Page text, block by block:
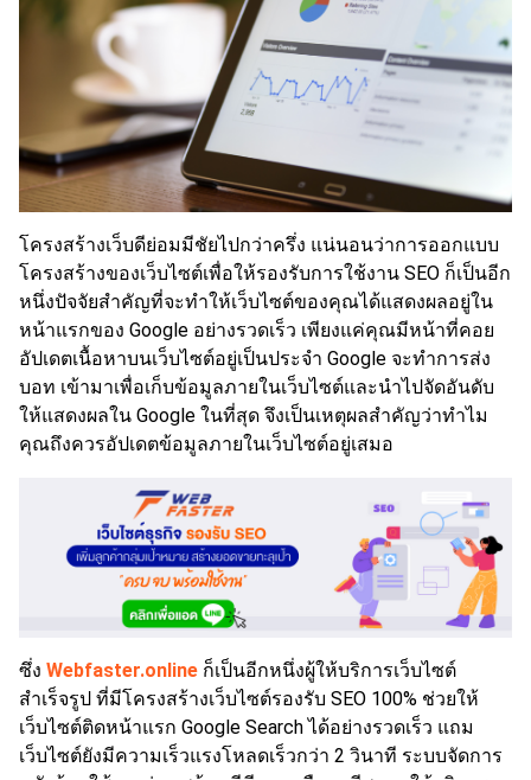
โครงสร้างเว็บดีย่อมมีชัยไปกว่าครึ่ง แน่นอนว่าการออกแบบ
โครงสร้างของเว็บไซต์เพื่อให้รองรับการใช้งาน SEO ก็เป็นอีก
หนึ่งปัจจัยสำคัญที่จะทำให้เว็บไซต์ของคุณได้แสดงผลอยู่ใน
หน้าแรกของ Google อย่างรวดเร็ว เพียงแค่คุณมีหน้าที่คอย
อัปเดตเนื้อหาบนเว็บไซต์อยู่เป็นประจำ Google จะทำการส่ง
บอท เข้ามาเพื่อเก็บข้อมูลภายในเว็บไซต์และนำไปจัดอันดับ
ให้แสดงผลใน Google ในที่สุด จึงเป็นเหตุผลสำคัญว่าทำไม
คุณถึงควรอัปเดตข้อมูลภายในเว็บไซต์อยู่เสมอ
ซึ่ง Webfaster.online ก็เป็นอีกหนึ่งผู้ให้บริการเว็บไซต์
สำเร็จรูป ที่มีโครงสร้างเว็บไซต์รองรับ SEO 100% ช่วยให้
เว็บไซต์ติดหน้าแรก Google Search ได้อย่างรวดเร็ว แถม
เว็บไซต์ยังมีความเร็วแรงโหลดเร็วกว่า 2 วินาที ระบบจัดการ